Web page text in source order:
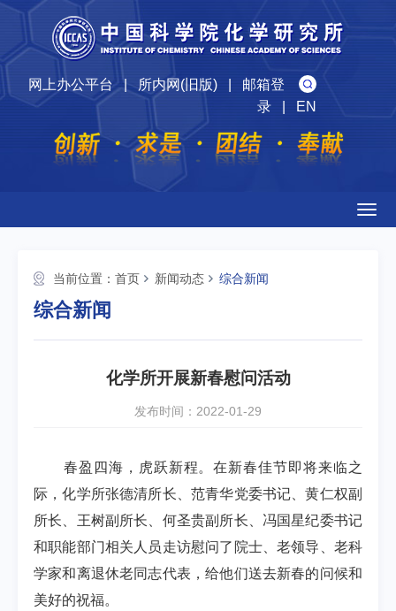
网上办公平台|所内网(旧版)| 邮箱登
录| EN
当前位置： 首页 新闻动态 综合新闻
综合新闻
化学所开展新春慰问活动
发布时间：2022-01-29
春盈四海，虎跃新程。在新春佳节即将来临之
际，化学所张德清所长、范青华党委书记、黄仁权副
所长、王树副所长、何圣贵副所长、冯国星纪委书记
和职能部门相关人员走访慰问了院士、老领导、老科
学家和离退休老同志代表，给他们送去新春的问候和
美好的祝福。